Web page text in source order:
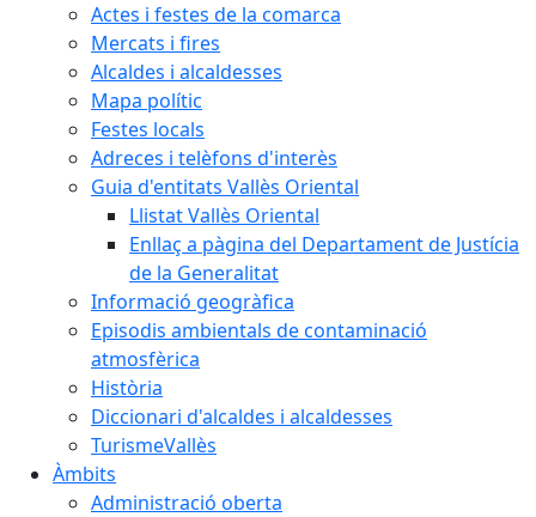
Actes i festes de la comarca
Mercats i fires
Alcaldes i alcaldesses
Mapa polític
Festes locals
Adreces i telèfons d'interès
Guia d'entitats Vallès Oriental
Llistat Vallès Oriental
Enllaç a pàgina del Departament de Justícia
de la Generalitat
Informació geogràfica
Episodis ambientals de contaminació
atmosfèrica
Història
Diccionari d'alcaldes i alcaldesses
TurismeVallès
Àmbits
Administració oberta